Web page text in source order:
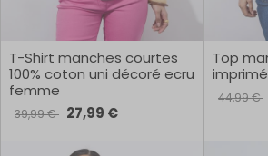
T-Shirt manches courtes
100% coton uni décoré ecru
femme
39,99 € 27,99 €
Top
44,99 €